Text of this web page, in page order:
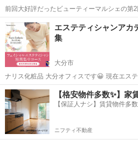
前回大好評だったビューティーマルシェの第2回目！ 今回は1
美に！ マルシェ限定エステ1,500円相当と 来
つき！ 数名のみの募集なので、早めに締め切る場合あり。 完全予約制
です！ ...
大分 大分市 ビ
エステティシャンアカ
集
大分市
ナリス化粧品 大分オフィスです😀 現在エステティシャン・資格取得者
を 募集しております💆 エステサロン開業、自宅サロン開業、資格取
得、夢を持った女性をバックアップ！副業もOK！ ■こんな方
め■ ...
大分 大分市 エステ ナリス化粧品
【格安物件多数✨】家
【保証人ナシ】賃貸物件多数
ニフティ不動産